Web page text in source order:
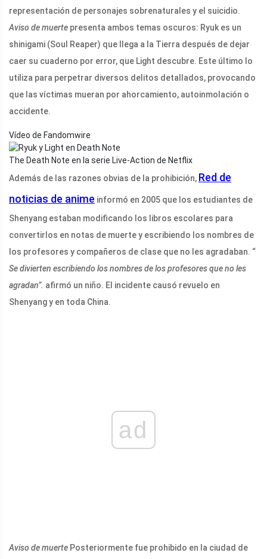
representación de personajes sobrenaturales y el suicidio.
Aviso de muerte presenta ambos temas oscuros: Ryuk es un
shinigami (Soul Reaper) que llega a la Tierra después de dejar
caer su cuaderno por error, que Light descubre. Este último lo
utiliza para perpetrar diversos delitos detallados, provocando
que las víctimas mueran por ahorcamiento, autoinmolación o
accidente.
Vídeo de Fandomwire
The Death Note en la serie Live-Action de Netflix
Además de las razones obvias de la prohibición, Red de
noticias de anime informó en 2005 que los estudiantes de
Shenyang estaban modificando los libros escolares para
convertirlos en notas de muerte y escribiendo los nombres de
los profesores y compañeros de clase que no les agradaban. “
Se divierten escribiendo los nombres de los profesores que no les
agradan”. afirmó un niño. El incidente causó revuelo en
Shenyang y en toda China.
ad
Aviso de muerte Posteriormente fue prohibido en la ciudad de